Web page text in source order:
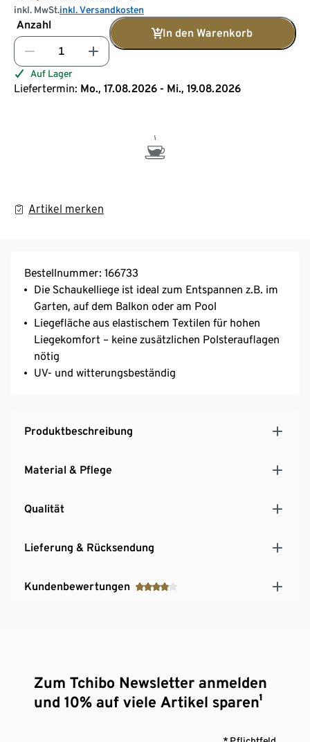
inkl. MwSt.inkl. Versandkosten
Anzahl
In den Warenkorb
Auf Lager
Liefertermin: Mo., 17.08.2026 - Mi., 19.08.2026
Artikel merken
Bestellnummer: 166733
Die Schaukelliege ist ideal zum Entspannen z.B. im
Garten, auf dem Balkon oder am Pool
Liegefläche aus elastischem Textilen für hohen
Liegekomfort – keine zusätzlichen Polsterauflagen
nötig
UV- und witterungsbeständig
Produktbeschreibung
Material & Pflege
Qualität
Lieferung & Rücksendung
Kundenbewertungen
Zum Tchibo Newsletter anmelden
und 10% auf viele Artikel sparen¹